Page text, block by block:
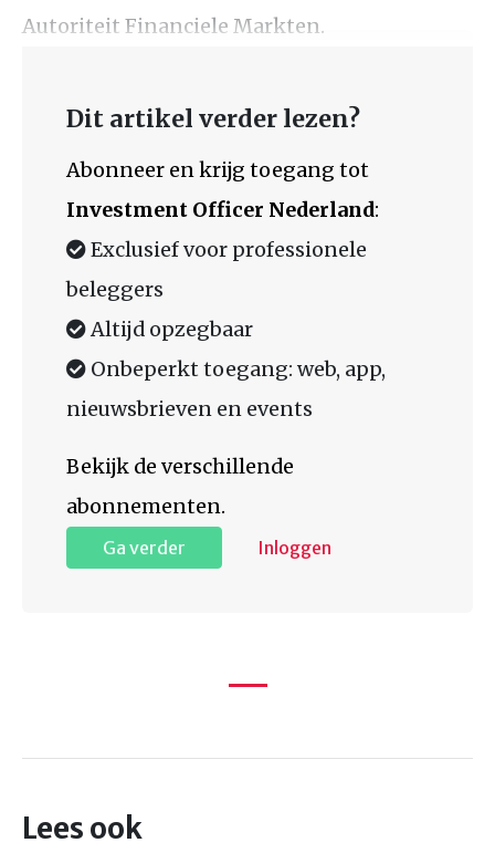
Autoriteit Financiele Markten.
Dit artikel verder lezen?
Abonneer en krijg toegang tot
Investment Officer Nederland:
Exclusief voor professionele
beleggers
Altijd opzegbaar
Onbeperkt toegang: web, app,
nieuwsbrieven en events
Bekijk de verschillende
abonnementen.
Ga verder Inloggen
Lees ook